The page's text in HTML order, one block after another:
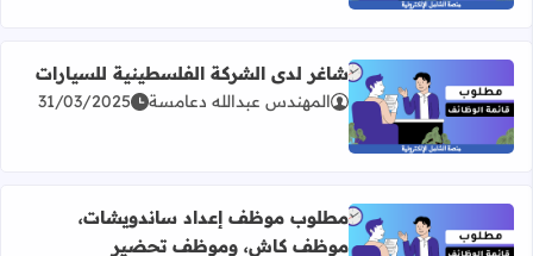
اقرأ المزيد عن شاغر لدى الشركة الفلسطينية للسيارات
شاغر لدى الشركة الفلسطينية للسيارات
المهندس عبدالله دعامسة 31/03/2025
مطلوب موظف إعداد ساندويشات،
موظف كاش، وموظف تحضير